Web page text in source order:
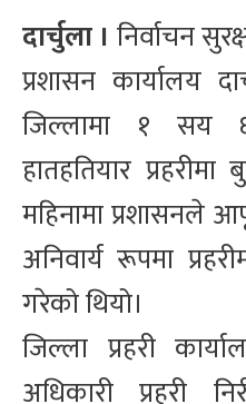
दार्चुला । निर्वाचन
प्रशासन कार्यालय
जिल्लामा १ सय
हातहतियार
महिनामा प्रशासनले
अनिवार्य रूपमा
गरेको थियो।
जिल्ला प्रहरी
अधिकारी प्रहरी